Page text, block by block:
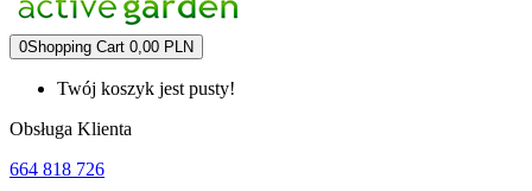
0Shopping Cart 0,00 PLN
Twój koszyk jest pusty!
Obsługa Klienta
664 818 726